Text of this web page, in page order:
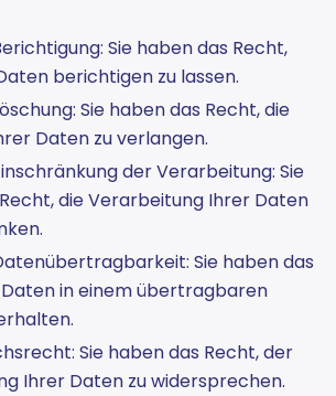
Sie haben das Recht,
berichtigen zu lassen.
Sie haben das Recht, die
Daten zu verlangen.
der Verarbeitung: Sie
die Verarbeitung Ihrer Daten
Sie haben das
in einem übertragbaren
Sie haben das Recht, der
Ihrer Daten zu widersprechen.